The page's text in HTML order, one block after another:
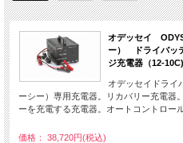
オデッセイ
ー） ドライバッ
ジ充電器（12-10C)
オデッセイドラ
ーシー）専用充電器。リカバリー充電器
ーを充電する充電器。オートコントロー
価格： 38,720円(税込)